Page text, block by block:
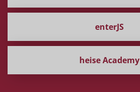
enterJS
heise Academy